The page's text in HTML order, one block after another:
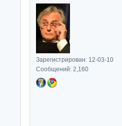
Зарегистрирован: 12-03-10
Сообщений: 2,160